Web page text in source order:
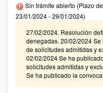
Sin trámite abierto (Plazo
23/01/2024 - 29/01/2024)
27/02/2024. Resolución
denegadas. 20/02/2024
de solicitudes admitidas y
02/02/2024 Se ha
solicitudes admitidas y
Se ha publicado la